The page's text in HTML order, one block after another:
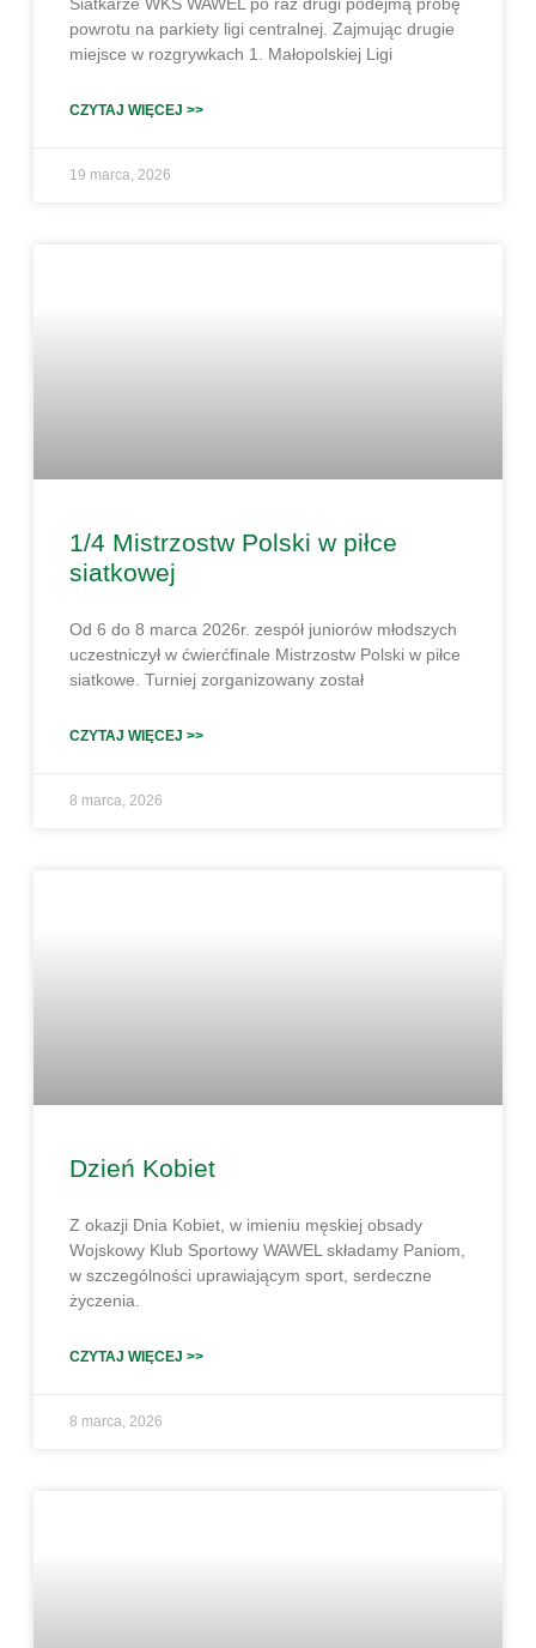
powrotu na parkiety ligi centralnej. Zajmując drugie
miejsce w rozgrywkach 1. Małopolskiej Ligi
CZYTAJ WIĘCEJ >>
19 marca, 2026
1/4 Mistrzostw Polski w piłce
siatkowej
Od 6 do 8 marca 2026r. zespół juniorów młodszych
uczestniczył w ćwierćfinale Mistrzostw Polski w piłce
siatkowe. Turniej zorganizowany został
CZYTAJ WIĘCEJ >>
8 marca, 2026
Dzień Kobiet
Z okazji Dnia Kobiet, w imieniu męskiej obsady
Wojskowy Klub Sportowy WAWEL składamy Paniom,
w szczególności uprawiającym sport, serdeczne
życzenia.
CZYTAJ WIĘCEJ >>
8 marca, 2026